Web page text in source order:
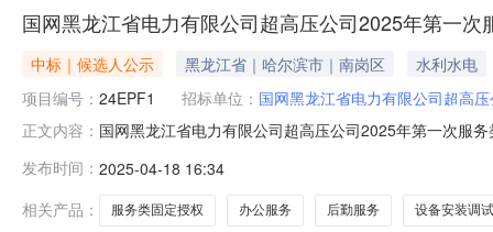
国网黑龙江省电力有限公司超高压公司2025年第一
中标｜候选人公示 黑龙江省｜哈尔滨市｜南岗区
水利水电
项目编号： 24EPF1 招标单位： 国网黑龙江省电力有限公司超高
正文内容： 国网黑龙江省电力有限公司超高压公司2025年第一次服
购24EPF1项目采购评审工作已经结束，现将评审委员会
面形式提出。序号分标名称
发布时间： 2025-04-18 16:34
相关产品：
服务类固定授权 办公服务 后勤服务 设备安装调试